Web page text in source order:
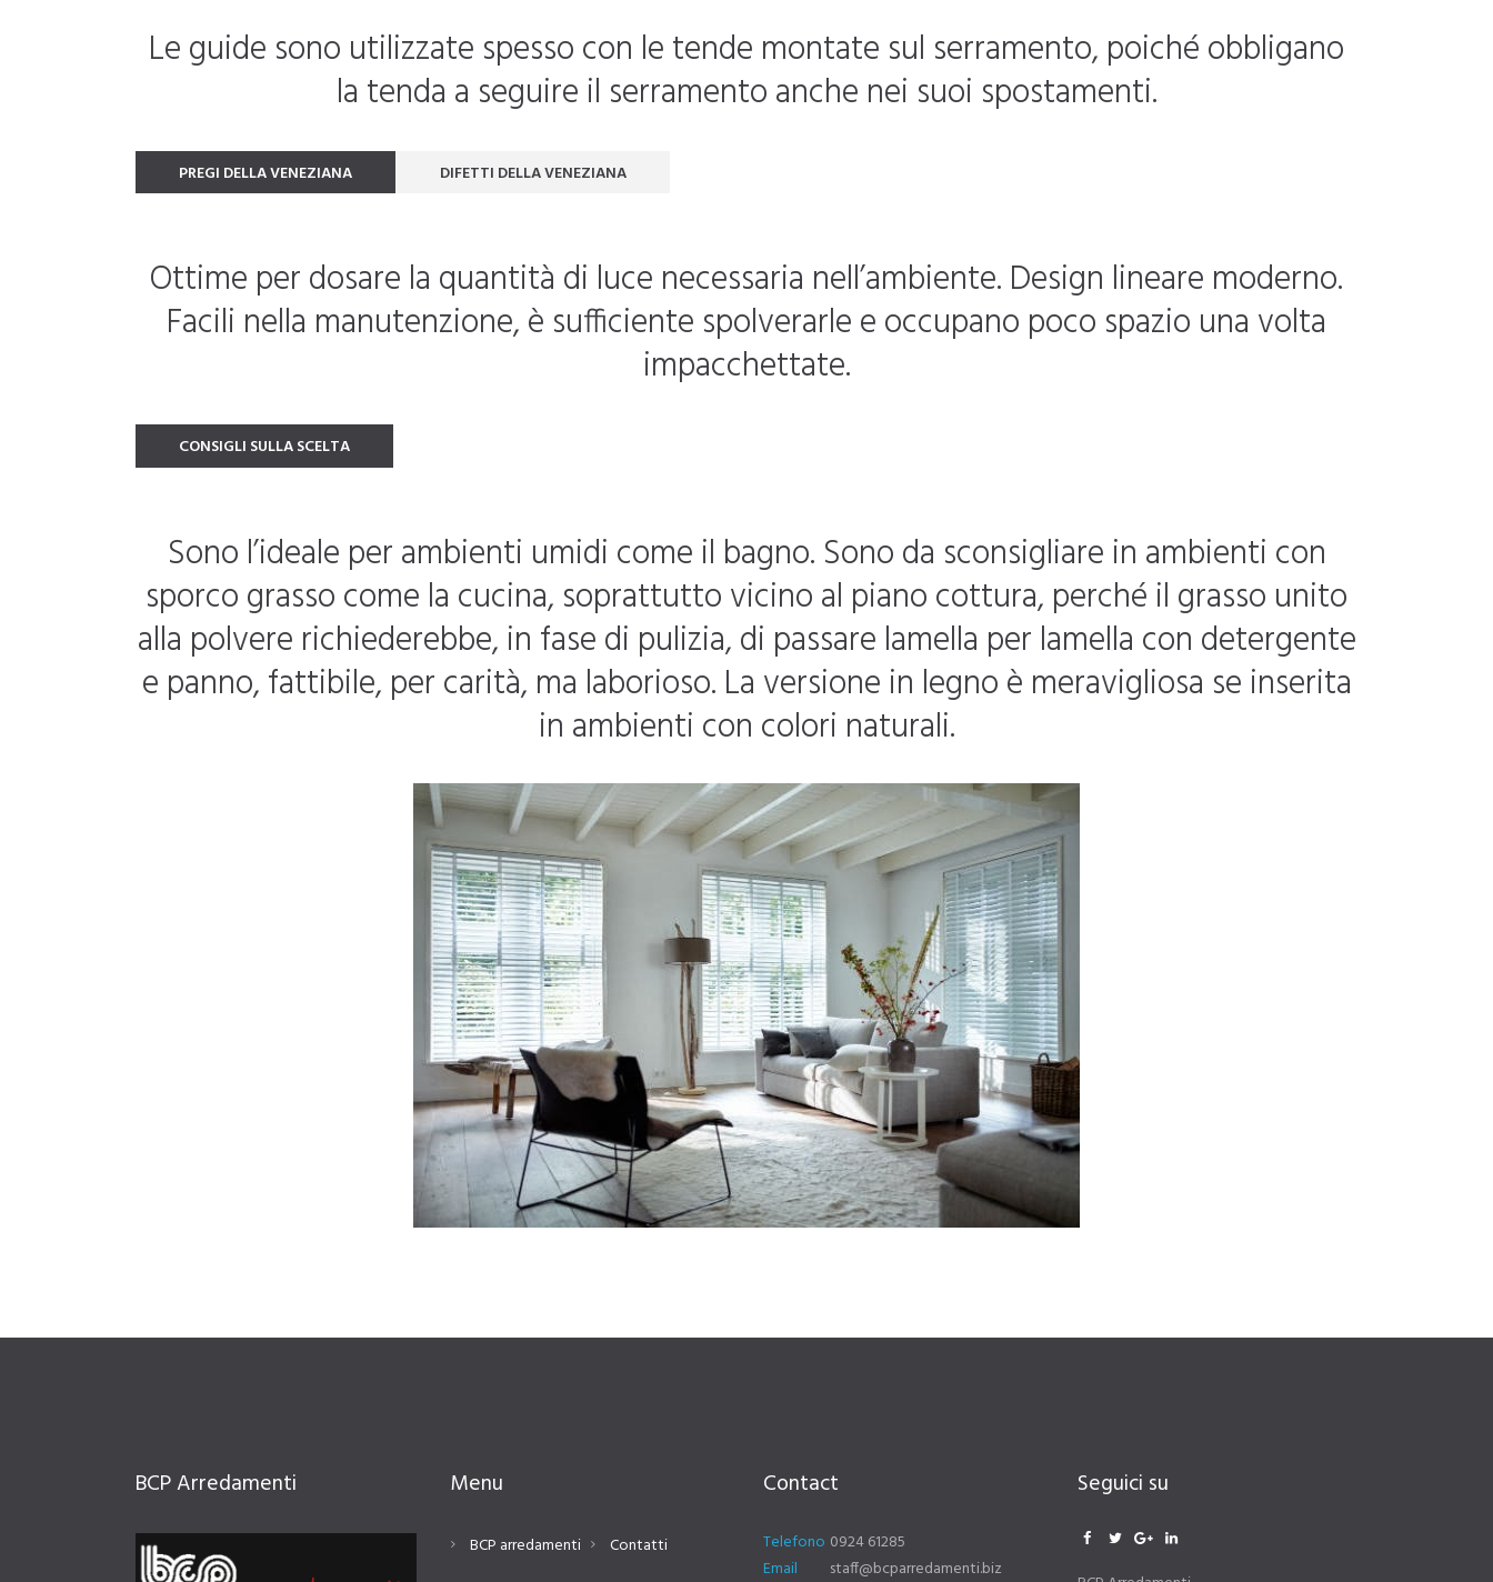
Le guide sono utilizzate spesso con le tende montate sul serramento, poiché obbligano
la tenda a seguire il serramento anche nei suoi spostamenti.
PREGI DELLA VENEZIANA DIFETTI DELLA VENEZIANA
Ottime per dosare la quantità di luce necessaria nell’ambiente. Design lineare moderno.
Facili nella manutenzione, è sufficiente spolverarle e occupano poco spazio una volta
impacchettate.
CONSIGLI SULLA SCELTA
Sono l’ideale per ambienti umidi come il bagno. Sono da sconsigliare in ambienti con
sporco grasso come la cucina, soprattutto vicino al piano cottura, perché il grasso unito
alla polvere richiederebbe, in fase di pulizia, di passare lamella per lamella con detergente
e panno, fattibile, per carità, ma laborioso. La versione in legno è meravigliosa se inserita
in ambienti con colori naturali.
BCP Arredamenti Menu
BCP arredamenti Contatti
Contact
Telefono 0924 61285
Email
staff@bcparredamenti.biz
Seguici su